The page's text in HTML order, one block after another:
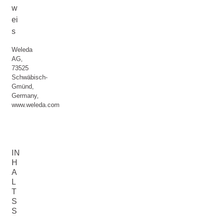
w
ei
s
Weleda
AG,
73525
Schwäbisch-
Gmünd,
Germany,
www.weleda.com
IN
H
A
L
T
S
S